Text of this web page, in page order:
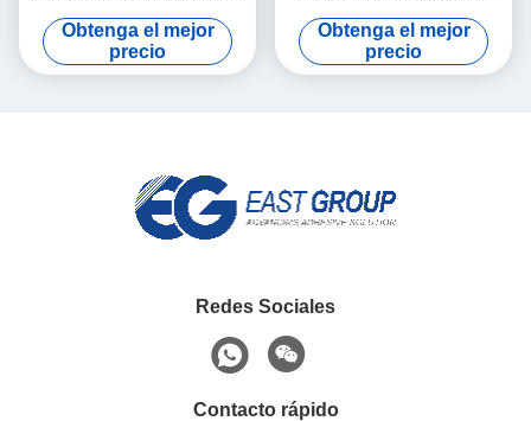
EVA Bookbinding Hot Melt
Adhesive
Obtenga el mejor
precio
EVA Hot Melt Glue For del
gránulo
Obtenga el mejor
precio
Redes Sociales
Contacto rápido